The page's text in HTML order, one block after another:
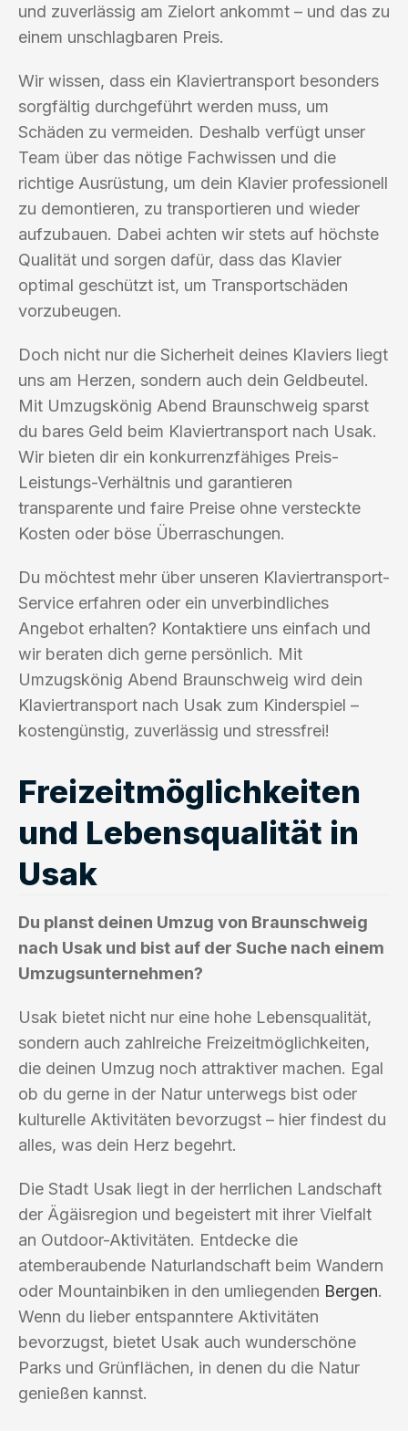
und zuverlässig am Zielort ankommt – und das zu
einem unschlagbaren Preis.
Wir wissen, dass ein Klaviertransport besonders
sorgfältig durchgeführt werden muss, um
Schäden zu vermeiden. Deshalb verfügt unser
Team über das nötige Fachwissen und die
richtige Ausrüstung, um dein Klavier professionell
zu demontieren, zu transportieren und wieder
aufzubauen. Dabei achten wir stets auf höchste
Qualität und sorgen dafür, dass das Klavier
optimal geschützt ist, um Transportschäden
vorzubeugen.
Doch nicht nur die Sicherheit deines Klaviers liegt
uns am Herzen, sondern auch dein Geldbeutel.
Mit Umzugskönig Abend Braunschweig sparst
du bares Geld beim Klaviertransport nach Usak.
Wir bieten dir ein konkurrenzfähiges Preis-
Leistungs-Verhältnis und garantieren
transparente und faire Preise ohne versteckte
Kosten oder böse Überraschungen.
Du möchtest mehr über unseren Klaviertransport-
Service erfahren oder ein unverbindliches
Angebot erhalten? Kontaktiere uns einfach und
wir beraten dich gerne persönlich. Mit
Umzugskönig Abend Braunschweig wird dein
Klaviertransport nach Usak zum Kinderspiel –
kostengünstig, zuverlässig und stressfrei!
Freizeitmöglichkeiten
und Lebensqualität in
Usak
Du planst deinen Umzug von Braunschweig
nach Usak und bist auf der Suche nach einem
Umzugsunternehmen?
Usak bietet nicht nur eine hohe Lebensqualität,
sondern auch zahlreiche Freizeitmöglichkeiten,
die deinen Umzug noch attraktiver machen. Egal
ob du gerne in der Natur unterwegs bist oder
kulturelle Aktivitäten bevorzugst – hier findest du
alles, was dein Herz begehrt.
Die Stadt Usak liegt in der herrlichen Landschaft
der Ägäisregion und begeistert mit ihrer Vielfalt
an Outdoor-Aktivitäten. Entdecke die
atemberaubende Naturlandschaft beim Wandern
oder Mountainbiken in den umliegenden Bergen.
Wenn du lieber entspanntere Aktivitäten
bevorzugst, bietet Usak auch wunderschöne
Parks und Grünflächen, in denen du die Natur
genießen kannst.